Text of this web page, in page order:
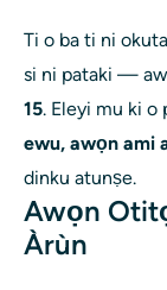
Ti o ba ti ni
si ni pataki —
15. Eleyi mu ki o
ewu, awọn ami
dinku atunṣe.
Awọn
Àrùn